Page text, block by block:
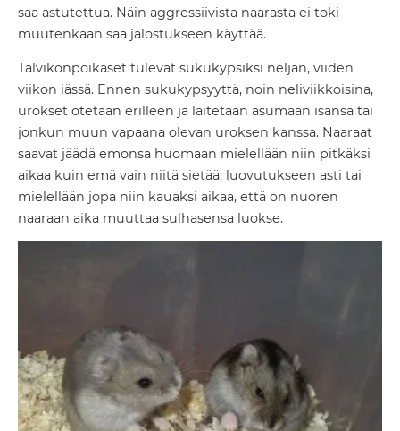
saa astutettua. Näin aggressiivista naarasta ei toki
muutenkaan saa jalostukseen käyttää.
Talvikonpoikaset tulevat sukukypsiksi neljän, viiden
viikon iässä. Ennen sukukypsyyttä, noin neliviikkoisina,
urokset otetaan erilleen ja laitetaan asumaan isänsä tai
jonkun muun vapaana olevan uroksen kanssa. Naaraat
saavat jäädä emonsa huomaan mielellään niin pitkäksi
aikaa kuin emä vain niitä sietää: luovutukseen asti tai
mielellään jopa niin kauaksi aikaa, että on nuoren
naaraan aika muuttaa sulhasensa luokse.